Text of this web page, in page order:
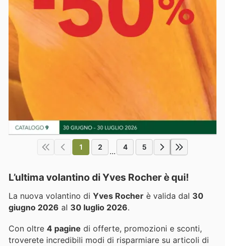
1 2 ... 4 5
L’ultima volantino di Yves Rocher è qui!
La nuova volantino di Yves Rocher è valida dal 30
giugno 2026 al 30 luglio 2026.
Con oltre 4 pagine di offerte, promozioni e sconti,
troverete incredibili modi di risparmiare su articoli di